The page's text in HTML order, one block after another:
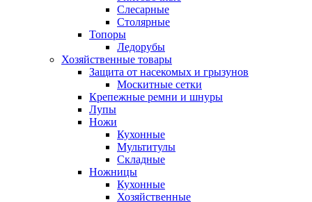
Слесарные
Столярные
Топоры
Ледорубы
Хозяйственные товары
Защита от насекомых и грызунов
Москитные сетки
Крепежные ремни и шнуры
Лупы
Ножи
Кухонные
Мультитулы
Складные
Ножницы
Кухонные
Хозяйственные